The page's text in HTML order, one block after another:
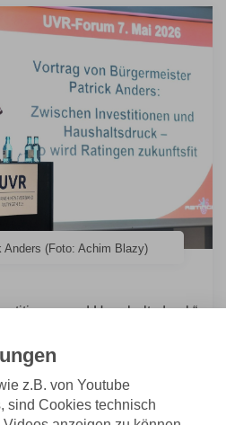
Anders (Foto: Achim Blazy)
und Haushaltsdruck“
Ratingen Düsseldorf
und Teilnehmer
UVR, um sich über die
z.B. von Youtube
sind Cookies technisch